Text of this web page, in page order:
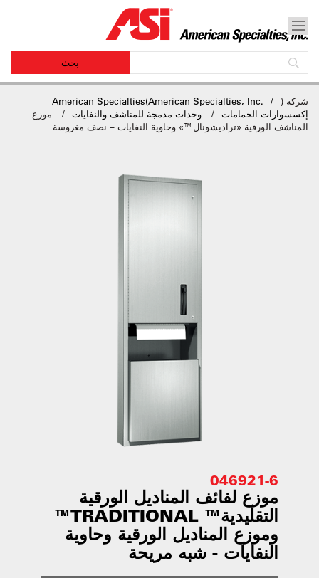
شركة American Specialties(American Specialties, Inc.
)
إكسسوارات الحمامات
وحدات مدمجة للمناشف والنفايات
موزع
المناشف الورقية «تراديشونال™» وحاوية النفايات – نصف مغروسة
046921-6
موزع لفائف المناديل الورقية
التقليدية™ TRADITIONAL™
وموزع المناديل الورقية وحاوية
النفايات - شبه مريحة